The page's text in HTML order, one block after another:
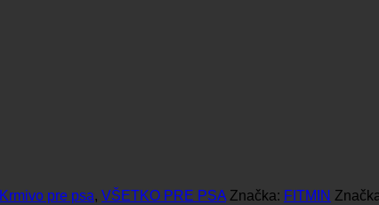
Krmivo pre psa, VŠETKO PRE PSA Značka: FITMIN